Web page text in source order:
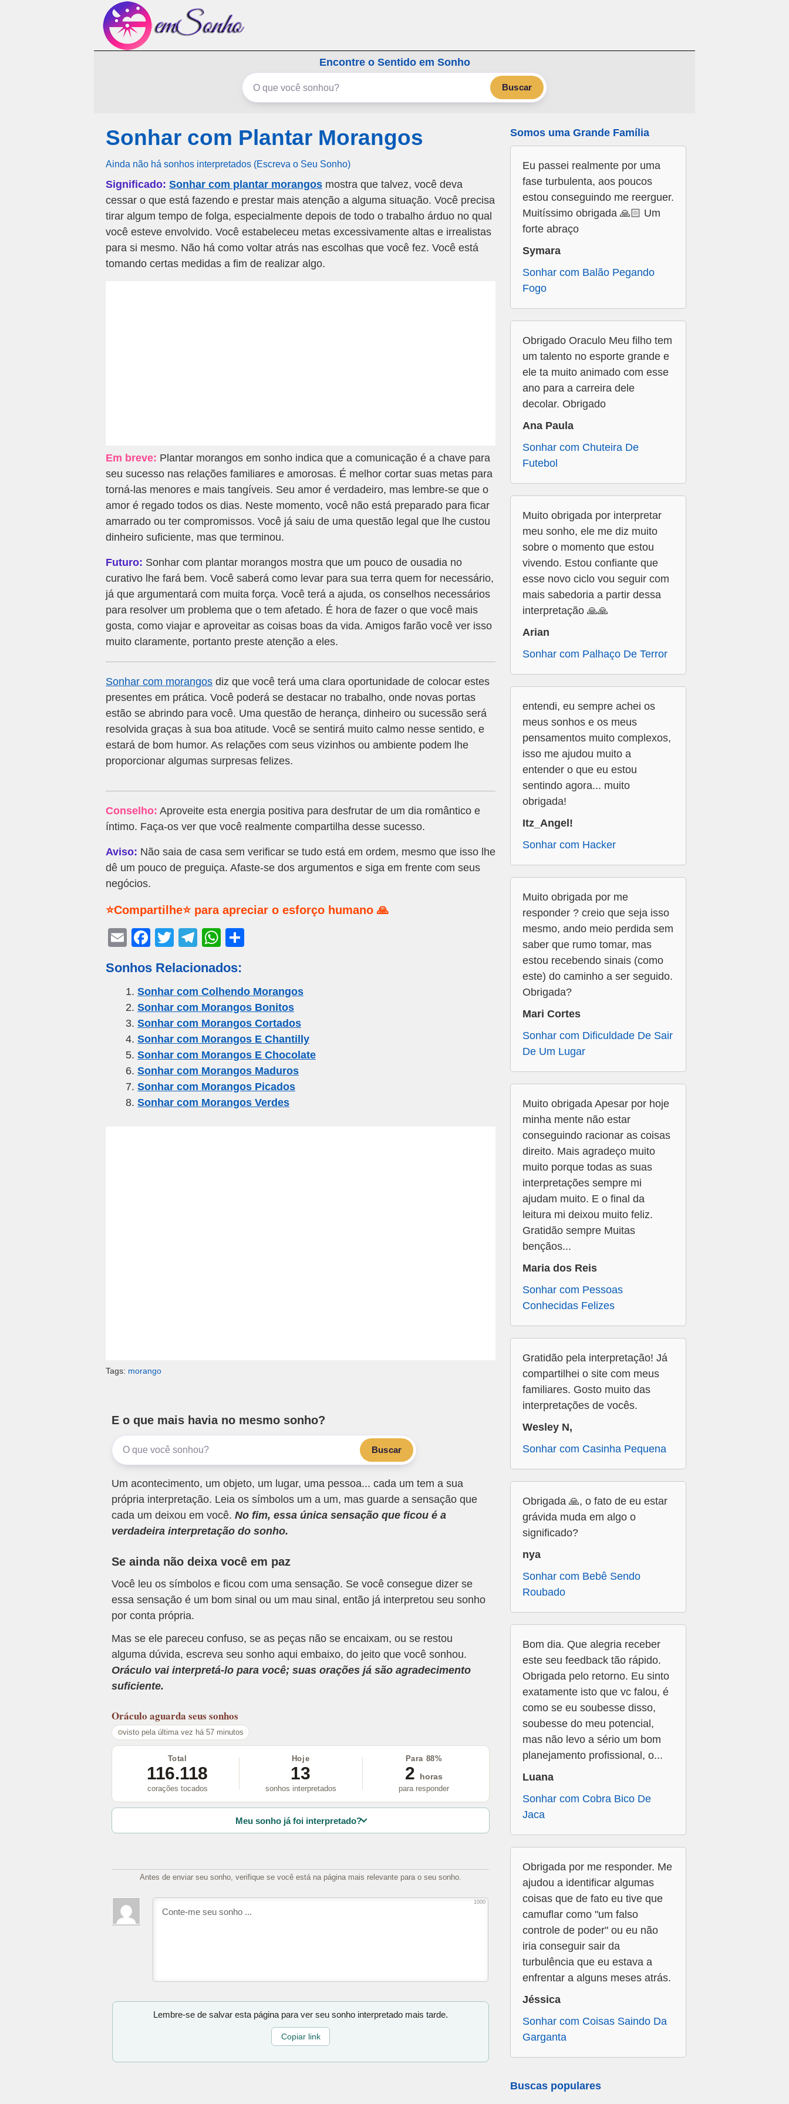
Encontre o Sentido em Sonho
Buscar
Sonhar com Plantar Morangos
Ainda não há sonhos interpretados (Escreva o Seu Sonho)
Significado: Sonhar com plantar morangos mostra que talvez, você deva
cessar o que está fazendo e prestar mais atenção a alguma situação. Você precisa
tirar algum tempo de folga, especialmente depois de todo o trabalho árduo no qual
você esteve envolvido. Você estabeleceu metas excessivamente altas e irrealistas
para si mesmo. Não há como voltar atrás nas escolhas que você fez. Você está
tomando certas medidas a fim de realizar algo.
Em breve: Plantar morangos em sonho indica que a comunicação é a chave para
seu sucesso nas relações familiares e amorosas. É melhor cortar suas metas para
torná-las menores e mais tangíveis. Seu amor é verdadeiro, mas lembre-se que o
amor é regado todos os dias. Neste momento, você não está preparado para ficar
amarrado ou ter compromissos. Você já saiu de uma questão legal que lhe custou
dinheiro suficiente, mas que terminou.
Futuro: Sonhar com plantar morangos mostra que um pouco de ousadia no
curativo lhe fará bem. Você saberá como levar para sua terra quem for necessário,
já que argumentará com muita força. Você terá a ajuda, os conselhos necessários
para resolver um problema que o tem afetado. É hora de fazer o que você mais
gosta, como viajar e aproveitar as coisas boas da vida. Amigos farão você ver isso
muito claramente, portanto preste atenção a eles.
Sonhar com morangos diz que você terá uma clara oportunidade de colocar estes
presentes em prática. Você poderá se destacar no trabalho, onde novas portas
estão se abrindo para você. Uma questão de herança, dinheiro ou sucessão será
resolvida graças à sua boa atitude. Você se sentirá muito calmo nesse sentido, e
estará de bom humor. As relações com seus vizinhos ou ambiente podem lhe
proporcionar algumas surpresas felizes.
Conselho: Aproveite esta energia positiva para desfrutar de um dia romântico e
íntimo. Faça-os ver que você realmente compartilha desse sucesso.
Aviso: Não saia de casa sem verificar se tudo está em ordem, mesmo que isso lhe
dê um pouco de preguiça. Afaste-se dos argumentos e siga em frente com seus
negócios.
⭐Compartilhe⭐ para apreciar o esforço humano 🙏
E
ail
F
c
e
b
o
o
k
T
tt
er
T
e
gr
a
m
W
at
s
A
p
p
e
Sonhos Relacionados:
Sonhar com Colhendo Morangos
Sonhar com Morangos Bonitos
Sonhar com Morangos Cortados
Sonhar com Morangos E Chantilly
Sonhar com Morangos E Chocolate
Sonhar com Morangos Maduros
Sonhar com Morangos Picados
Sonhar com Morangos Verdes
Tags: morango
E o que mais havia no mesmo sonho?
Buscar
Um acontecimento, um objeto, um lugar, uma pessoa... cada um tem a sua
própria interpretação. Leia os símbolos um a um, mas guarde a sensação que
cada um deixou em você. No fim, essa única sensação que ficou é a
verdadeira interpretação do sonho.
Se ainda não deixa você em paz
Você leu os símbolos e ficou com uma sensação. Se você consegue dizer se
essa sensação é um bom sinal ou um mau sinal, então já interpretou seu sonho
por conta própria.
Mas se ele pareceu confuso, se as peças não se encaixam, ou se restou
alguma dúvida, escreva seu sonho aqui embaixo, do jeito que você sonhou.
Oráculo vai interpretá-lo para você; suas orações já são agradecimento
suficiente.
Oráculo aguarda seus sonhos
visto pela última vez há 57 minutos
Total
116.118
corações tocados
Hoje
13
sonhos interpretados
Para 88%
2
horas
para responder
Meu sonho já foi interpretado?
Antes de enviar seu sonho, verifique se você está na página mais relevante para o seu sonho.
1000
Lembre-se de salvar esta página para ver seu sonho interpretado mais tarde.
Copiar link
Somos uma Grande Família
Eu passei realmente por uma
fase turbulenta, aos poucos
estou conseguindo me reerguer.
Muitíssimo obrigada 🙏🏻 Um
forte abraço
Symara
Sonhar com Balão Pegando
Fogo
Obrigado Oraculo Meu filho tem
um talento no esporte grande e
ele ta muito animado com esse
ano para a carreira dele
decolar. Obrigado
Ana Paula
Sonhar com Chuteira De
Futebol
Muito obrigada por interpretar
meu sonho, ele me diz muito
sobre o momento que estou
vivendo. Estou confiante que
esse novo ciclo vou seguir com
mais sabedoria a partir dessa
interpretação 🙏🙏
Arian
Sonhar com Palhaço De Terror
entendi, eu sempre achei os
meus sonhos e os meus
pensamentos muito complexos,
isso me ajudou muito a
entender o que eu estou
sentindo agora... muito
obrigada!
Itz_Angel!
Sonhar com Hacker
Muito obrigada por me
responder ? creio que seja isso
mesmo, ando meio perdida sem
saber que rumo tomar, mas
estou recebendo sinais (como
este) do caminho a ser seguido.
Obrigada?
Mari Cortes
Sonhar com Dificuldade De Sair
De Um Lugar
Muito obrigada Apesar por hoje
minha mente não estar
conseguindo racionar as coisas
direito. Mais agradeço muito
muito porque todas as suas
interpretações sempre mi
ajudam muito. E o final da
leitura mi deixou muito feliz.
Gratidão sempre Muitas
bençãos...
Maria dos Reis
Sonhar com Pessoas
Conhecidas Felizes
Gratidão pela interpretação! Já
compartilhei o site com meus
familiares. Gosto muito das
interpretações de vocês.
Wesley N,
Sonhar com Casinha Pequena
Obrigada 🙏, o fato de eu estar
grávida muda em algo o
significado?
nya
Sonhar com Bebê Sendo
Roubado
Bom dia. Que alegria receber
este seu feedback tão rápido.
Obrigada pelo retorno. Eu sinto
exatamente isto que vc falou, é
como se eu soubesse disso,
soubesse do meu potencial,
mas não levo a sério um bom
planejamento profissional, o...
Luana
Sonhar com Cobra Bico De
Jaca
Obrigada por me responder. Me
ajudou a identificar algumas
coisas que de fato eu tive que
camuflar como "um falso
controle de poder" ou eu não
iria conseguir sair da
turbulência que eu estava a
enfrentar a alguns meses atrás.
Jéssica
Sonhar com Coisas Saindo Da
Garganta
Buscas populares